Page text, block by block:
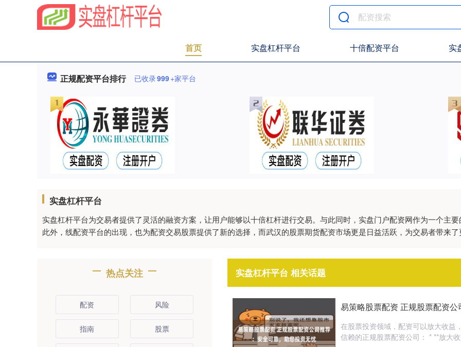
首页 实盘杠杆平台 十倍配资平台 实
正规配资平台排行 已收录999+家平台
实盘杠杆平台
实盘杠杆平台为交易者提供了灵活的融资方案，让用户能够以十倍杠杆进行交易。与此同时，实盘门户配资网作为一个主
此外，线配资平台的出现，也为配资交易股票提供了新的选择，而武汉的股票期货配资市场更是日益活跃，为交易者带来
实盘杠杆平台 相关话题
易策略股票配资 正规股票配资
在股票投资领域，配资可以放大收益
信赖的正规股票配资公司： * **放大
热点关注
配资 风险
指南 股票